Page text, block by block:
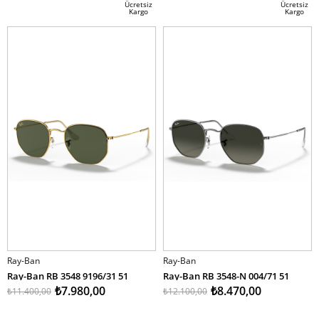
Ücretsiz
Kargo
Ücretsiz
Kargo
Ray-Ban
Ray-Ban RB 3548 9196/31 51
₺7.980,00
₺11.400,00
Ray-Ban
Ray-Ban RB 3548-N 004/71 51
₺8.470,00
₺12.100,00